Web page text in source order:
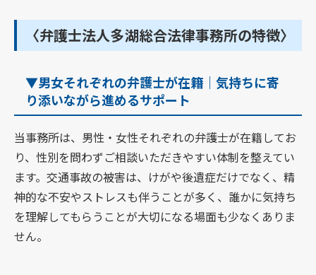
〈弁護士法人多湖総合法律事務所の特徴〉
▼男女それぞれの弁護士が在籍｜気持ちに寄
り添いながら進めるサポート
当事務所は、男性・女性それぞれの弁護士が在籍してお
り、性別を問わずご相談いただきやすい体制を整えてい
ます。交通事故の被害は、けがや後遺症だけでなく、精
神的な不安やストレスも伴うことが多く、誰かに気持ち
を理解してもらうことが大切になる場面も少なくありま
せん。